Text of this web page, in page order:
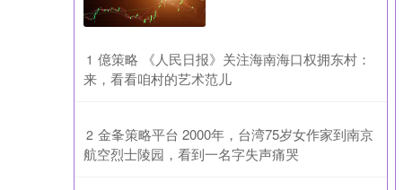
1 ​億策略 《人民日报》关注海南海口权拥东村：
来，看看咱村的艺术范儿
2 ​金夆策略平台 2000年，台湾75岁女作家到南京
航空烈士陵园，看到一名字失声痛哭